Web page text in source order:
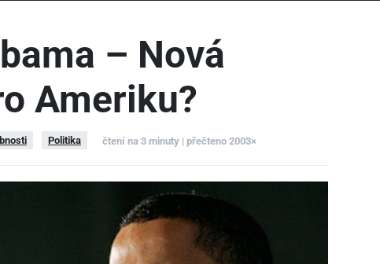
– Nová
Ameriku?
Politika čtení na 3 minuty | přečteno 2003×